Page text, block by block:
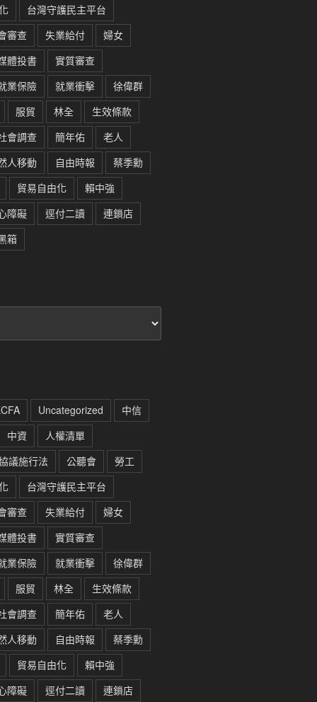
台灣守護民主平台
審查
失業給付
婦女
體投書
實質審查
業保險
就業衝擊
徐偉群
服貿
林全
生效條款
會調查
簡年佑
老人
人移動
自由時報
蔡季勳
貿易自由化
賴中強
障礙
逕付二讀
連鎖店
箱
Uncategorized
中信
中資
人權清單
議施行法
公聽會
勞工
台灣守護民主平台
審查
失業給付
婦女
體投書
實質審查
業保險
就業衝擊
徐偉群
服貿
林全
生效條款
會調查
簡年佑
老人
人移動
自由時報
蔡季勳
貿易自由化
賴中強
障礙
逕付二讀 連鎖店